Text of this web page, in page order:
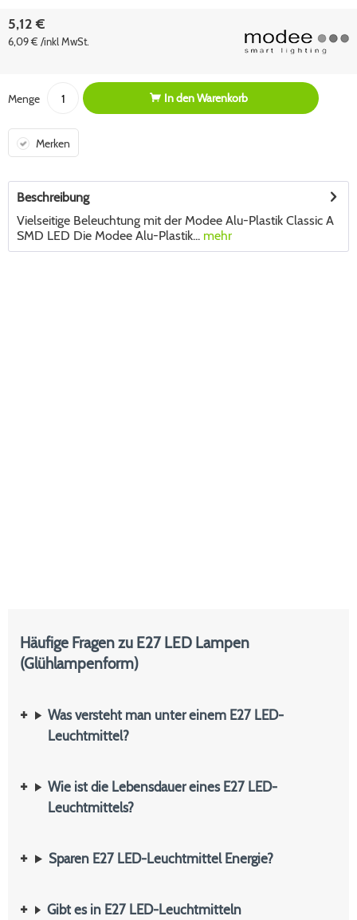
5,12 €
6,09 € /inkl MwSt.
Menge In denWarenkorb
Merken
Beschreibung
Vielseitige Beleuchtung mit der Modee Alu-Plastik Classic A
SMD LED Die Modee Alu-Plastik... mehr
Häufige Fragen zu E27 LED Lampen
(Glühlampenform)
Was versteht man unter einem E27 LED-
Leuchtmittel?
Wie ist die Lebensdauer eines E27 LED-
Leuchtmittels?
Sparen E27 LED-Leuchtmittel Energie?
Gibt es in E27 LED-Leuchtmitteln